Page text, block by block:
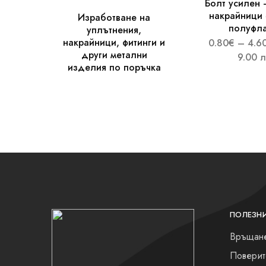
Предпазители за маркучи
Маркучи за автохидравлика
Маркучи за автоклиматици
Маркучи тефлонови
Изработване на
уплътнения,
накрайници, фитинги и
други метални
изделия по поръчка
Болт усилен
0.80€ –
9.00